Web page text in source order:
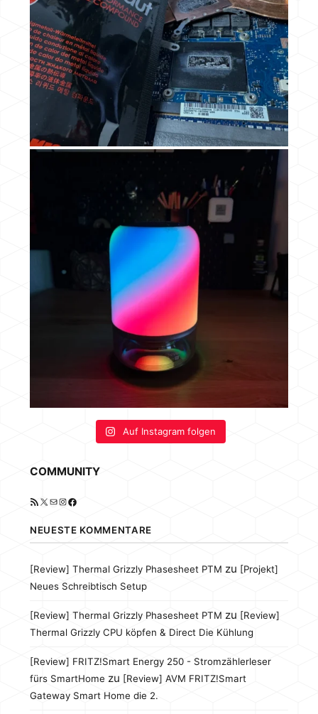
Auf Instagram folgen
COMMUNITY
RSS-Feed
X E-MailInstagram
Facebook
NEUESTE KOMMENTARE
[Review] Thermal Grizzly Phasesheet PTM zu [Projekt]
Neues Schreibtisch Setup
[Review] Thermal Grizzly Phasesheet PTM zu [Review]
Thermal Grizzly CPU köpfen & Direct Die Kühlung
[Review] FRITZ!Smart Energy 250 - Stromzählerleser
fürs SmartHome zu [Review] AVM FRITZ!Smart
Gateway Smart Home die 2.